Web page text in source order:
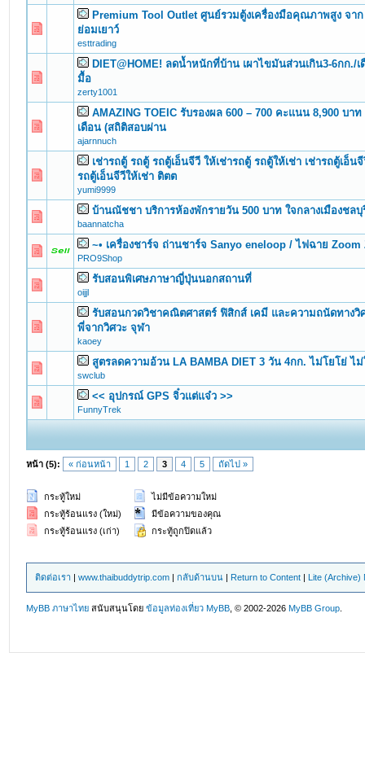
Premium Tool Outlet ศูนย์รวมตู้งเครื่องมือคุณภาพสูง จาก
ย่อมเยาว์
esttrading
0 Vote(s) - 0 out of 5 in Average
DIET@HOME! ลดน้ำหนักที่บ้าน เผาไขมันส่วนเกิน3-6กก./
มื้อ
zerty1001
0 Vote(s) - 0 out of 5 in Average
AMAZING TOEIC รับรองผล 600 – 700 คะแนน 8,900 บาท
เดือน (สถิติสอบผ่าน
ajarnnuch
0 Vote(s) - 0 out of 5 in Average
123
เช่ารถตู้ รถตู้ รถตู้เอ็นจีวี ให้เช่ารถตู้ รถตู้ให้เช่า เช่ารถตู้เอ็น
รถตู้เอ็นจีวีให้เช่า ติตต
yumi9999
0 Vote(s) - 0 out of 5 in Average
1234
บ้านณัชชา บริการห้องพักรายวัน 500 บาท ใจกลางเมืองชลบุ
baannatcha
0 Vote(s) - 0 out of 5 in Average
12 3 45
~• เครื่องชาร์จ ถ่านชาร์จ Sanyo eneloop / ไฟฉาย Zoom
PRO9Shop
0 Vote(s) - 0 out of 5 in Average
1 23 45
รับสอนพิเศษภาษาญี่ปุ่นนอกสถานที่
oijjl
0 Vote(s) - 0 out of 5 in Average
1 23 45
รับสอนกวดวิชาคณิตศาสตร์ ฟิสิกส์ เคมี และความถนัดทางวิ
พี่จากวิศวะ จุฬา
kaoey
0 Vote(s) - 0 out of 5 in Average
สูตรลดความอ้วน LA BAMBA DIET 3 วัน 4กก. ไม่โยโย่ ไ
swclub
0 Vote(s) - 0 out of 5 in Average
1 23 45
<< อุปกรณ์ GPS จิ๋วแต่แจ๋ว >>
FunnyTrek
0 Vote(s) - 0 out of 5 in Average
1 23 4 5
หน้า (5): « ก่อนหน้า 1 2 3 4 5 ถัดไป »
กระทู้ใหม่
กระทู้ร้อนแรง (ใหม่)
กระทู้ร้อนแรง (เก่า)
ไม่มีข้อความใหม่
มีข้อความของคุณ
กระทู้ถูกปิดแล้ว
ติดต่อเรา |www.thaibuddytrip.com |กลับด้านบน | Return to Content | Lite (Archive)
MyBB ภาษาไทย สนับสนุนโดยข้อมูลท่องเที่ยว MyBB , © 2002-2026MyBB Group